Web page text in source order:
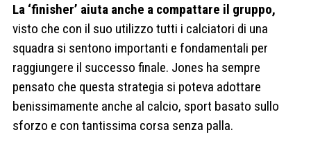
La ‘finisher’ aiuta anche a compattare il gruppo,
visto che con il suo utilizzo tutti i calciatori di una
squadra si sentono importanti e fondamentali per
raggiungere il successo finale. Jones ha sempre
pensato che questa strategia si poteva adottare
benissimamente anche al calcio, sport basato sullo
sforzo e con tantissima corsa senza palla.